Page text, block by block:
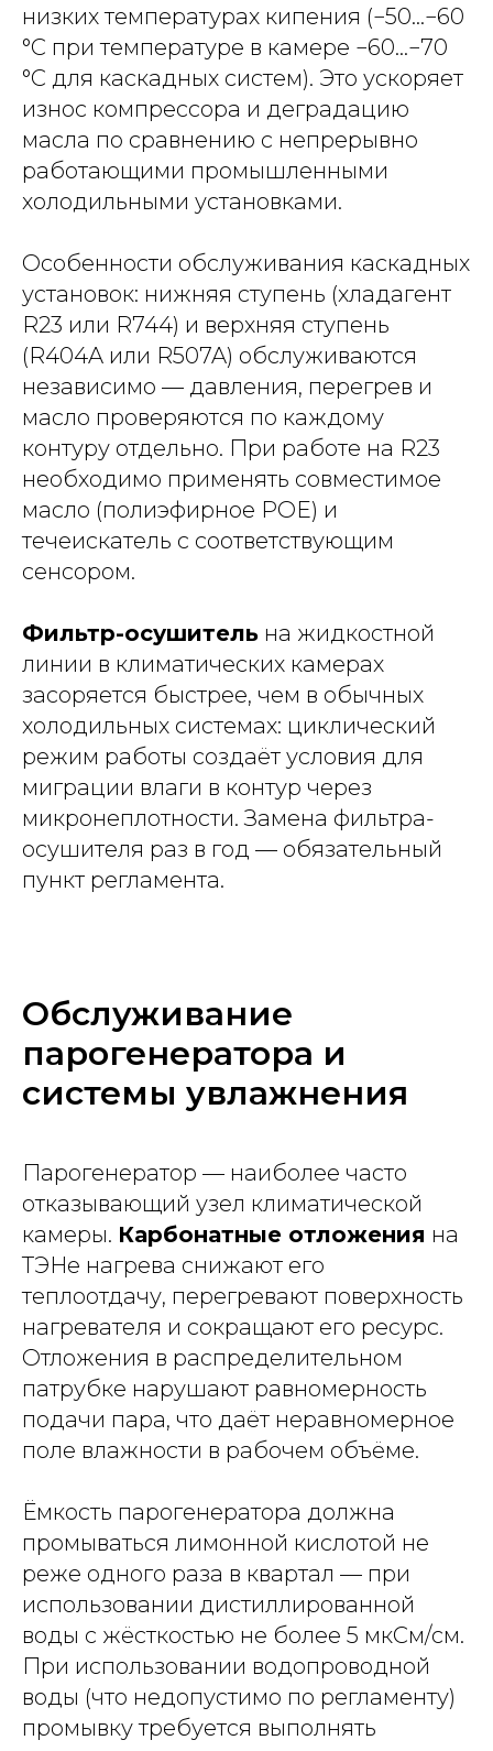
низких температурах кипения (−50...−60
°C при температуре в камере −60...−70
°C для каскадных систем). Это ускоряет
износ компрессора и деградацию
масла по сравнению с непрерывно
работающими промышленными
холодильными установками.
Особенности обслуживания каскадных
установок: нижняя ступень (хладагент
R23 или R744) и верхняя ступень
(R404A или R507A) обслуживаются
независимо — давления, перегрев и
масло проверяются по каждому
контуру отдельно. При работе на R23
необходимо применять совместимое
масло (полиэфирное POE) и
течеискатель с соответствующим
сенсором.
Фильтр-осушитель на жидкостной
линии в климатических камерах
засоряется быстрее, чем в обычных
холодильных системах: циклический
режим работы создаёт условия для
миграции влаги в контур через
микронеплотности. Замена фильтра-
осушителя раз в год — обязательный
пункт регламента.
Обслуживание
парогенератора и
системы увлажнения
Парогенератор — наиболее часто
отказывающий узел климатической
камеры. Карбонатные отложения на
ТЭНе нагрева снижают его
теплоотдачу, перегревают поверхность
нагревателя и сокращают его ресурс.
Отложения в распределительном
патрубке нарушают равномерность
подачи пара, что даёт неравномерное
поле влажности в рабочем объёме.
Ёмкость парогенератора должна
промываться лимонной кислотой не
реже одного раза в квартал — при
использовании дистиллированной
воды с жёсткостью не более 5 мкСм/см.
При использовании водопроводной
воды (что недопустимо по регламенту)
промывку требуется выполнять